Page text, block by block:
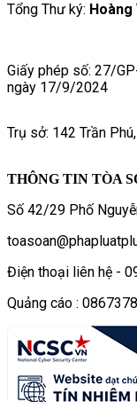
Tổng Thư ký: Hoàng
Giấy phép số: 27/
ngày 17/9/2024
Trụ sở: 142 Trần
THÔNG TIN TÒA
Số 42/29 Phố
Điện thoại liên hệ -
Quảng cáo :